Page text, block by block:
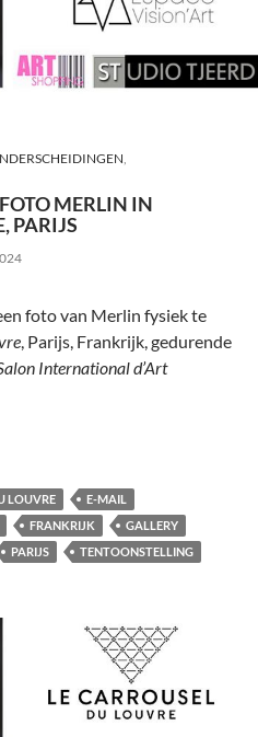
,
MERLIN IN
PARIJS
foto van Merlin fysiek te
, Parijs, Frankrijk, gedurende
International d’Art
foto Merlin in Carrousel du
LOUVRE
E-MAIL
FRANKRIJK
GALLERY
PARIJS TENTOONSTELLING